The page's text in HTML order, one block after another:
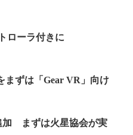
ローラ付きに
まずは「Gear VR」向け
加 まずは火星協会が実